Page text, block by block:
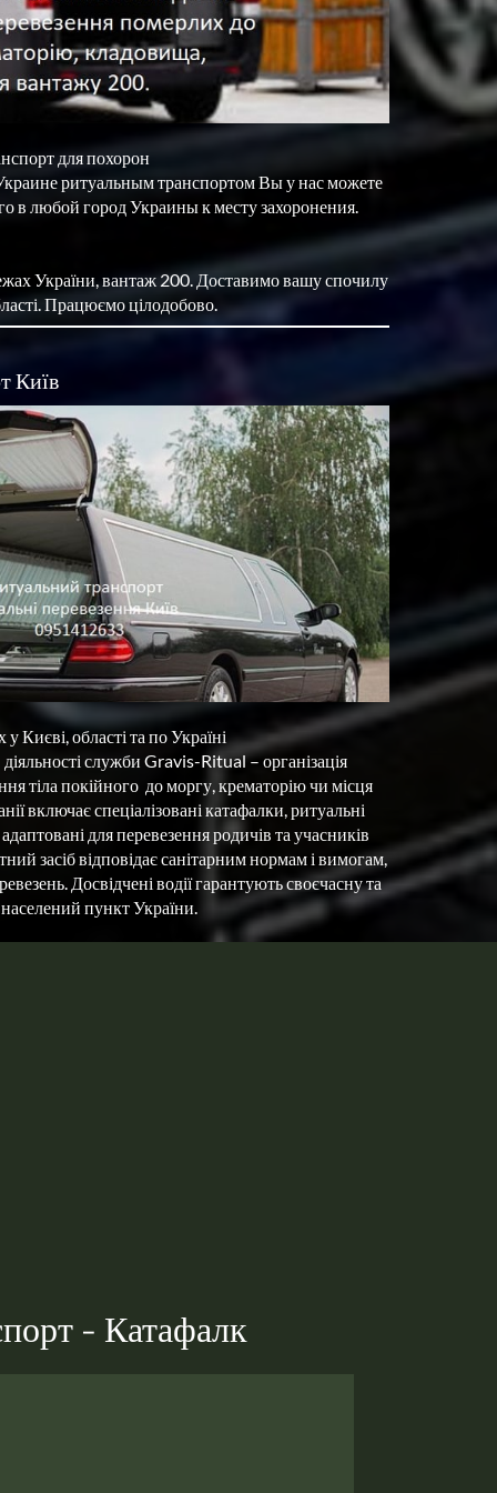
для похорон
ритуальным транспортом Вы у нас можете
в любой город Украины к месту захоронения.
України, вантаж 200. Доставимо вашу спочилу
Працюємо цілодобово.
Київ
Києві, області та по Україні
служби Gravis-Ritual – організація
тіла покійного  до моргу, крематорію чи місця
включає спеціалізовані катафалки, ритуальні
для перевезення родичів та учасників
засіб відповідає санітарним нормам і вимогам,
Досвідчені водії гарантують своєчасну та
пункт України.
- Катафалк